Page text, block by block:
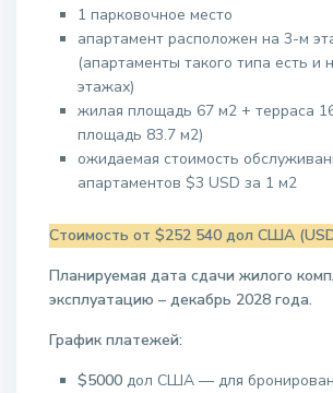
1 парковочное место
апартамент расположен на 3-м
(апартаменты такого типа есть и
этажах)
жилая площадь 67 м2 + терраса
площадь 83.7 м2)
ожидаемая стоимость
апартаментов $3 USD за 1 м2
Стоимость от $252 540 дол США
Планируемая дата сдачи жилого
эксплуатацию – декабрь 2028 года.
График платежей:
$5000 дол США — для